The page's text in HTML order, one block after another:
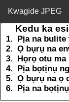
Kwagide JPEG
Kedu ka
Pịa na
Ọ bụrụ na
Họrọ otu ma
Pịa bọtịnụ
Ọ bụrụ na ọ
Pịa na